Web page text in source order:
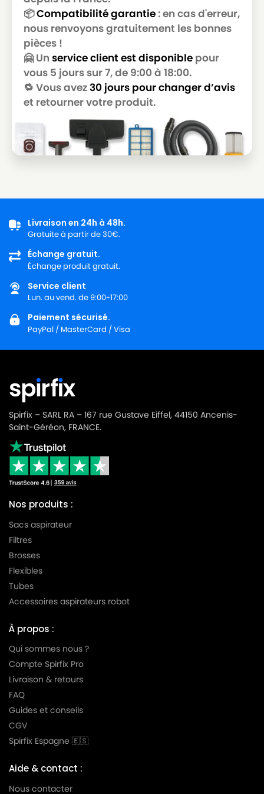
ICA
ICA KTRI04794
ICA
ICA
ICA MEC 203
ICA
ICA NEVADA 101 RAD
ICA
ICA NEVADA 103
ICA
ICA NEVADA 202
ICA
ICA PANDA 202
ICA
ICA SN 1010
ICA
ICA SN 1171
ICA
ICA YES
ICA
ICA YES 2003
ICA
ICA YES 202
ICA
ICA YES 202 HP
ICA
ICA
ICA YES PLAY
ICA
ICA
ICA YES PRO
ICA
ICA
ICA
ICA
ICA
ICA YP 1300/9
📦Compatibilité garantie: en cas d'erreur,
nous renvoyons gratuitement les bonnes
pièces !
🤗 Un service client est disponible pour
vous 5 jours sur 7, de 9:00 à 18:00.
🔁 Vous avez30 jours pour changer d’avis
et retourner votre produit.
Livraison en 24h à 48h.
Gratuite à partir de 30€.
Échange gratuit.
Échange produit gratuit.
Service client
Lun. au vend. de 9:00-17:00
Paiement sécurisé.
PayPal / MasterCard / Visa
Spirfix – SARL RA – 167 rue Gustave Eiffel, 44150 Ancenis-
Saint-Géréon, FRANCE.
Nos produits :
Sacs aspirateur
Filtres
Brosses
Flexibles
Tubes
Accessoires aspirateurs robot
À propos :
Qui sommes nous ?
Compte Spirfix Pro
Livraison & retours
FAQ
Guides et conseils
CGV
Spirfix Espagne 🇪🇸
Aide & contact :
Nous contacter